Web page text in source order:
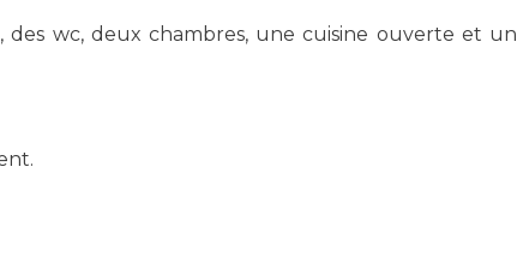
wc, deux chambres, une cuisine ouverte et un